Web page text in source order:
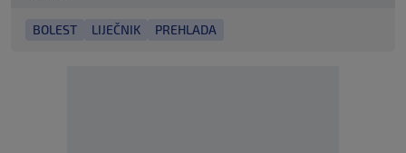
BOLEST LIJEČNIK PREHLADA